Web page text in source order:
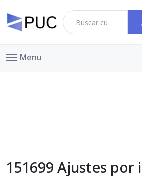
Menu
151699 Ajustes por